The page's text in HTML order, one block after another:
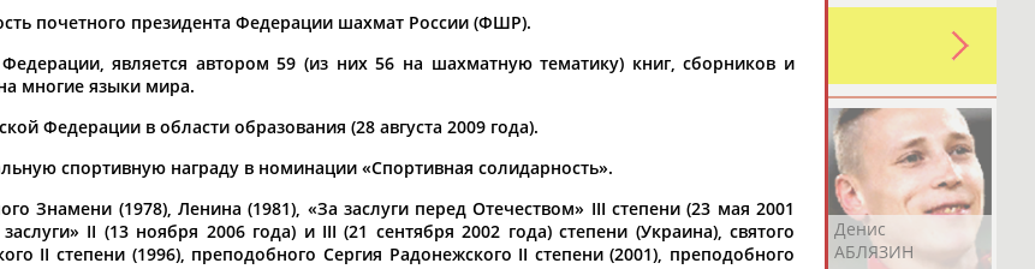
спортсмене, тренере, специалисте или исправить какую-либо ошибку в уже
Герои спорта - это одни из главных патриотов своей страны!
Магомед
АБДУСАЛАМОВ
Нурлан
АБДЫКАЛЫКОВ
Эдуард
АБЗАЛИМОВ
Уулу Азамат
АБИБИЛЛА
Денис
АБЛЯЗИН
почетного президента Федерации шахмат России (ФШР).
является автором 59 (из них 56 на шахматную тематику) книг, сборников и
многие языки мира.
Федерации в области образования (28 августа 2009 года).
спортивную награду в номинации «Спортивная солидарность».
Знамени (1978), Ленина (1981), «За заслуги перед Отечеством» III степени (23 мая 2001
ІІ (13 ноября 2006 года) и ІIІ (21 сентября 2002 года) степени (Украина), святого
II степени (1996), преподобного Сергия Радонежского II степени (2001), преподобного